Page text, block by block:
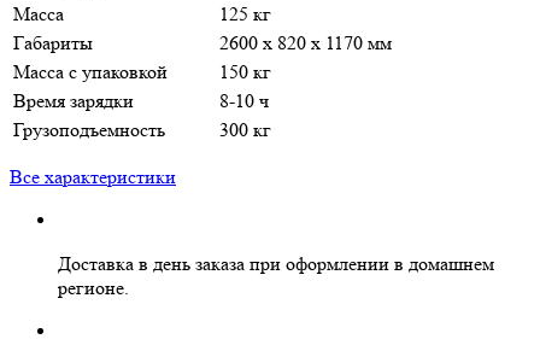
Масса
125 кг
Габариты
2600 x 820 x 1170 мм
Масса с упаковкой
150 кг
Время зарядки
8-10 ч
Грузоподъемность
300 кг
Все характеристики
Доставка в день заказа при оформлении в домашнем
регионе.